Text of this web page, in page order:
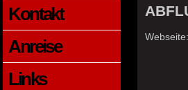
Kontakt
Anreise
Links
Webseite: